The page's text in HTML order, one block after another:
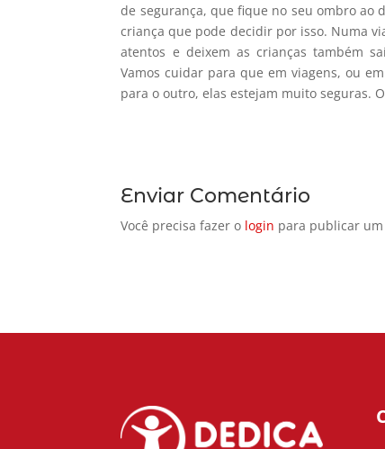
de segurança, que fique no seu ombro ao
criança que pode decidir por isso. Numa
atentos e deixem as crianças também
Vamos cuidar para que em viagens, ou
para o outro, elas estejam muito seguras.
Enviar Comentário
Você precisa fazer o login para publicar